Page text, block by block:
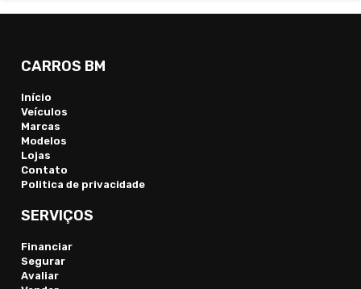
CARROS BM
Início
Veículos
Marcas
Modelos
Lojas
Contato
Politica de privacidade
SERVIÇOS
Financiar
Segurar
Avaliar